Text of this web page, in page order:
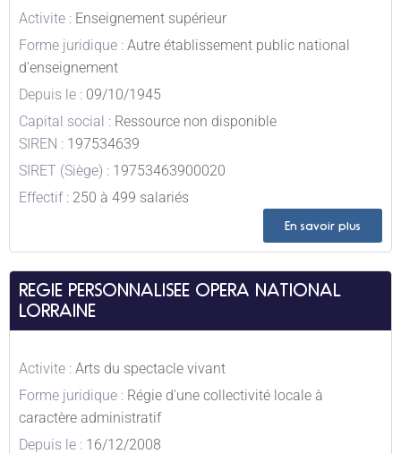
Activite : Enseignement supérieur
Forme juridique : Autre établissement public national
d'enseignement
Depuis le : 09/10/1945
Capital social : Ressource non disponible
SIREN : 197534639
SIRET (Siège) : 19753463900020
Effectif : 250 à 499 salariés
En savoir plus
REGIE PERSONNALISEE OPERA NATIONAL
LORRAINE
Activite : Arts du spectacle vivant
Forme juridique : Régie d'une collectivité locale à
caractère administratif
Depuis le : 16/12/2008